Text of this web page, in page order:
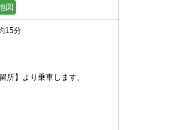
図
15分
所】より乗車します。